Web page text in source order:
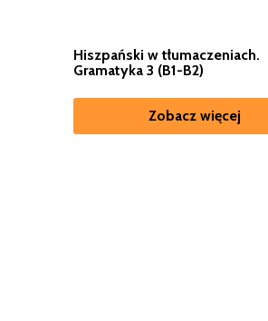
Hiszpański w tłumaczeniach.
Gramatyka 3 (B1-B2)
Zobacz więcej